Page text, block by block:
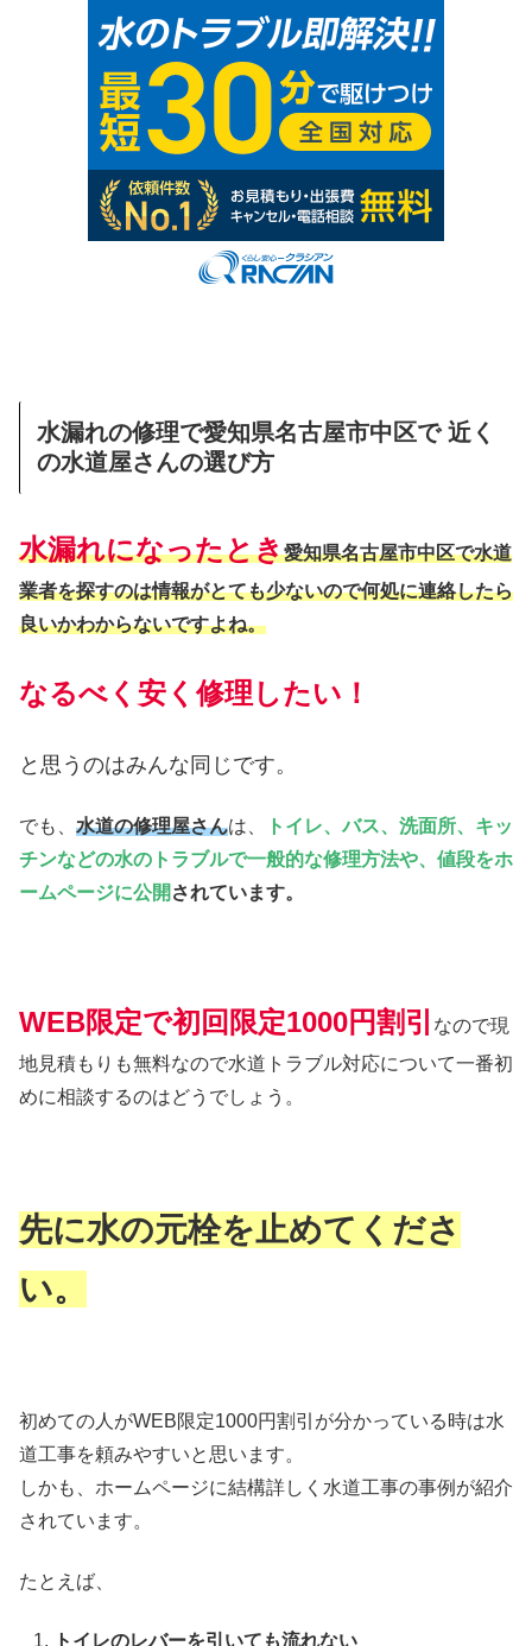
水漏れの修理で愛知県名古屋市中区で 近く
の水道屋さんの選び方
水漏れになったとき愛知県名古屋市中区で水道
業者を探すのは情報がとても少ないので何処に連絡したら
良いかわからないですよね。
なるべく安く修理したい！
と思うのはみんな同じです。
でも、 水道の修理屋さんは、
トイレ、バス、洗面所、キッ
チンなどの水のトラブルで一般的な修理方法や、値段をホ
ームページに公開 されています。
WEB限定で初回限定1000円割引
なので現
地見積もりも無料なので水道トラブル対応について一番初
めに相談するのはどうでしょう。
先に水の元栓を止めてくださ
い。
初めての人がWEB限定1000円割引が分かっている時は水
道工事を頼みやすいと思います。
しかも、ホームページに結構詳しく水道工事の事例が紹介
されています。
たとえば、
トイレのレバーを引いても流れない